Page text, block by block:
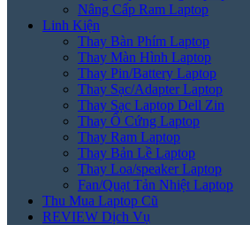
Nâng Cấp Ram Laptop
Linh Kiện
Thay Bàn Phím Laptop
Thay Màn Hình Laptop
Thay Pin/Battery Laptop
Thay Sạc/Adapter Laptop
Thay Sạc Laptop Dell Zin
Thay Ổ Cứng Laptop
Thay Ram Laptop
Thay Bản Lề Laptop
Thay Loa/speaker Laptop
Fan/Quạt Tản Nhiệt Laptop
Thu Mua Laptop Cũ
REVIEW Dịch Vụ